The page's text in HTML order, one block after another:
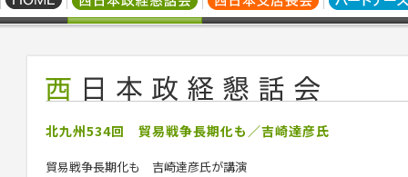
北九州534回 貿易戦争長期化も／吉崎達彦氏
貿易戦争長期化も 吉崎達彦氏が講演